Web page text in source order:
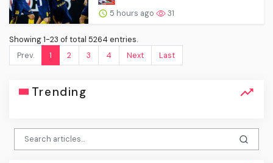
5 hours ago 31
Showing 1-23 of total 5264 entries.
Prev.
1 2 3 4 Next Last
Trending